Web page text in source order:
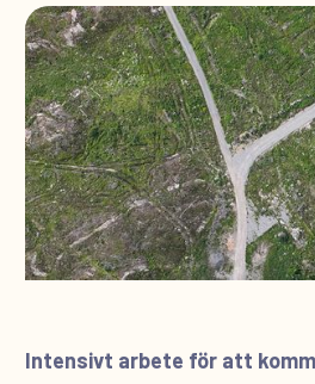
Intensivt arbete för att